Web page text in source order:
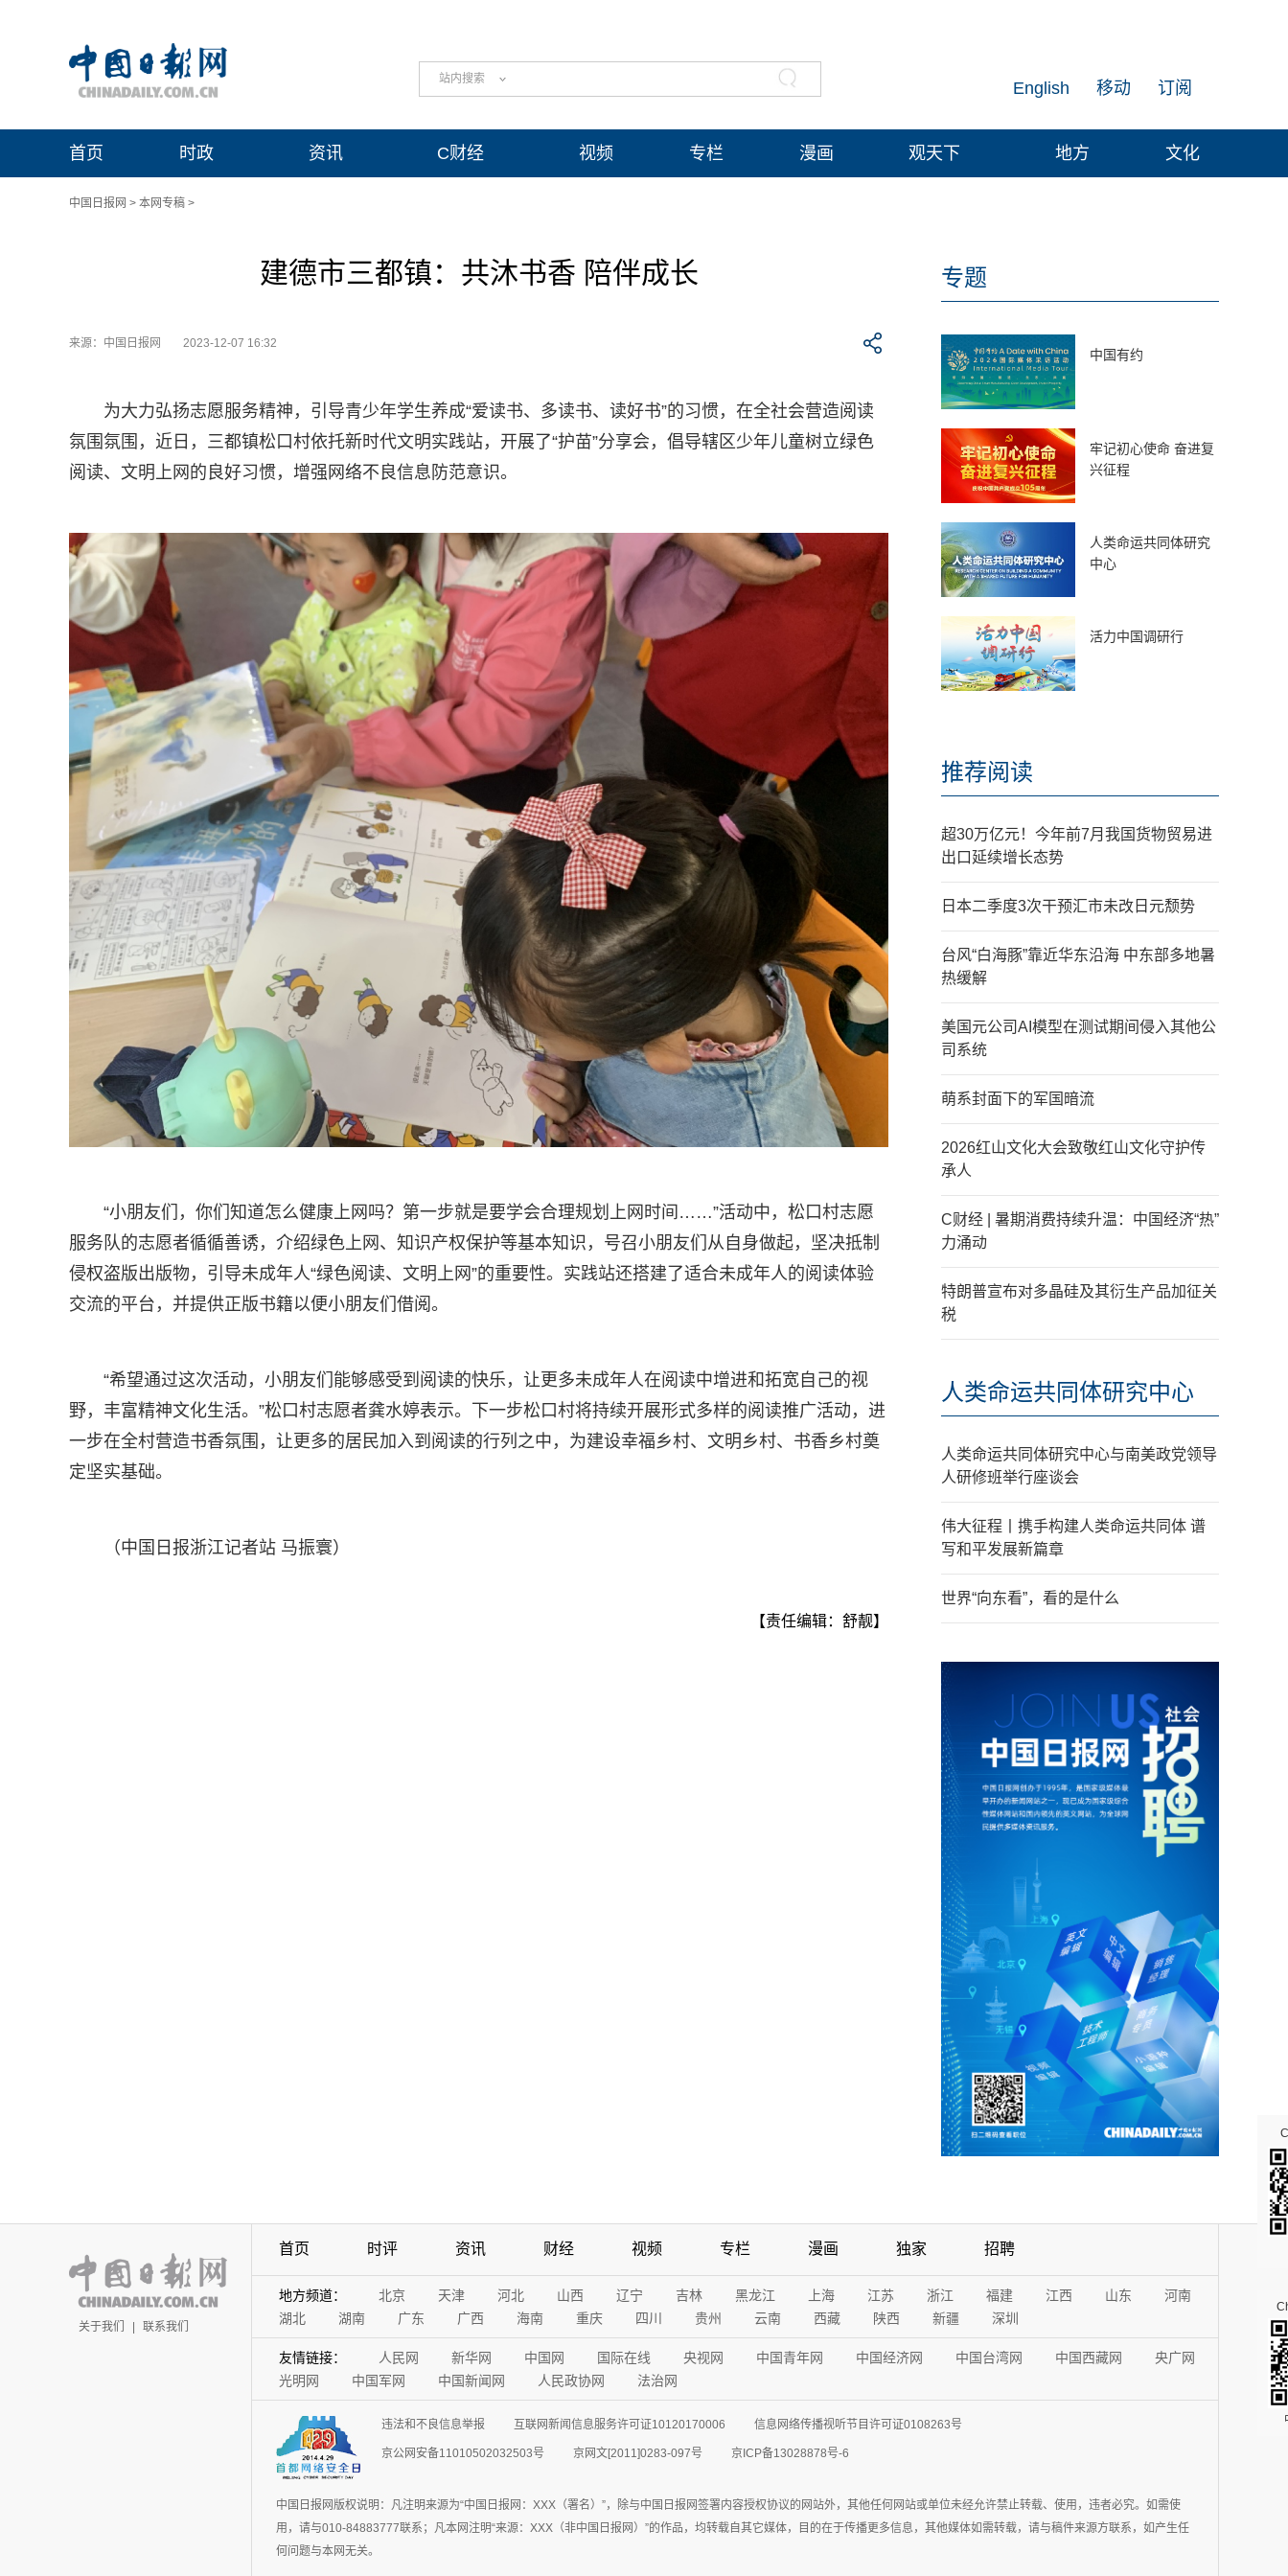
站内搜索 订阅
移动
English
首页 时政 资讯 C财经 视频 专栏 漫画 观天下 地方 文化
中国日报网 > 本网专稿 >
建德市三都镇：共沐书香 陪伴成长
来源：中国日报网 2023-12-07 16:32
为大力弘扬志愿服务精神，引导青少年学生养成“爱读书、多读书、读好书”的习惯，在全社会营造阅读
氛围氛围，近日，三都镇松口村依托新时代文明实践站，开展了“护苗”分享会，倡导辖区少年儿童树立绿色
阅读、文明上网的良好习惯，增强网络不良信息防范意识。
“小朋友们，你们知道怎么健康上网吗？第一步就是要学会合理规划上网时间……”活动中，松口村志愿
服务队的志愿者循循善诱，介绍绿色上网、知识产权保护等基本知识，号召小朋友们从自身做起，坚决抵制
侵权盗版出版物，引导未成年人“绿色阅读、文明上网”的重要性。实践站还搭建了适合未成年人的阅读体验
交流的平台，并提供正版书籍以便小朋友们借阅。
“希望通过这次活动，小朋友们能够感受到阅读的快乐，让更多未成年人在阅读中增进和拓宽自己的视
野，丰富精神文化生活。”松口村志愿者龚水婷表示。下一步松口村将持续开展形式多样的阅读推广活动，进
一步在全村营造书香氛围，让更多的居民加入到阅读的行列之中，为建设幸福乡村、文明乡村、书香乡村奠
定坚实基础。
（中国日报浙江记者站 马振寰）
【责任编辑：舒靓】
专题
中国有约
牢记初心使命 奋进复
兴征程
人类命运共同体研究
中心
活力中国调研行
推荐阅读
超30万亿元！今年前7月我国货物贸易进
出口延续增长态势
日本二季度3次干预汇市未改日元颓势
台风“白海豚”靠近华东沿海 中东部多地暑
热缓解
美国元公司AI模型在测试期间侵入其他公
司系统
萌系封面下的军国暗流
2026红山文化大会致敬红山文化守护传
承人
C财经 | 暑期消费持续升温：中国经济“热”
力涌动
特朗普宣布对多晶硅及其衍生产品加征关
税
人类命运共同体研究中心
人类命运共同体研究中心与南美政党领导
人研修班举行座谈会
伟大征程丨携手构建人类命运共同体 谱
写和平发展新篇章
世界“向东看”，看的是什么
关于我们 | 联系我们
首页 时评 资讯 财经 视频 专栏 漫画 独家 招聘
地方频道： 北京 天津 河北 山西 辽宁 吉林 黑龙江 上海 江苏 浙江 福建 江西 山东
河南
湖北
湖南 广东 广西 海南 重庆 四川 贵州 云南 西藏 陕西 新疆 深圳
友情链接： 人民网 新华网 中国网 国际在线 央视网 中国青年网 中国经济网 中国台湾网 中国西藏网
央广网
光明网
中国军网 中国新闻网 人民政协网 法治网
违法和不良信息举报 互联网新闻信息服务许可证10120170006 信息网络传播视听节目许可证0108263号
京公网安备11010502032503号 京网文[2011]0283-097号 京ICP备13028878号-6
中国日报网版权说明：凡注明来源为“中国日报网：XXX（署名）”，除与中国日报网签署内容授权协议的网站外，其他任何网站或单位未经允许禁止转载、使用，违者必究。如需使
用，请与010-84883777联系；凡本网注明“来源：XXX（非中国日报网）”的作品，均转载自其它媒体，目的在于传播更多信息，其他媒体如需转载，请与稿件来源方联系，如产生任
何问题与本网无关。